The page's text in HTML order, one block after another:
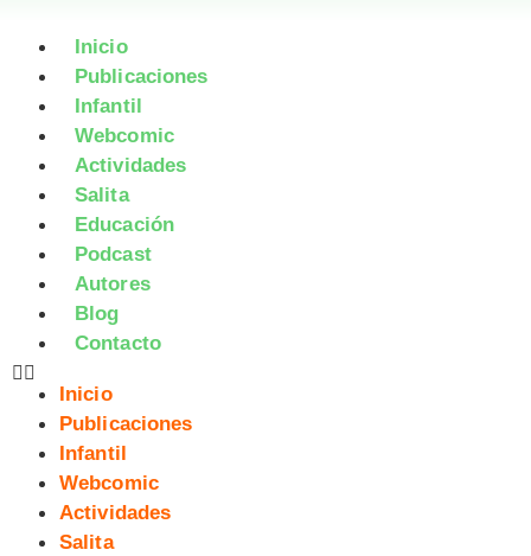
Inicio
Publicaciones
Infantil
Webcomic
Actividades
Salita
Educación
Podcast
Autores
Blog
Contacto
Inicio
Publicaciones
Infantil
Webcomic
Actividades
Salita